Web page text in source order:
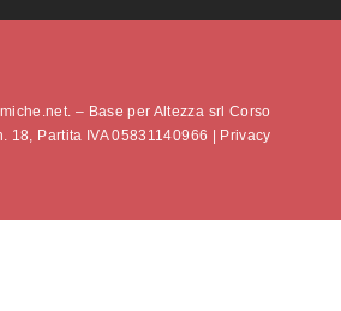
– Base per Altezza srl Corso
18, Partita IVA 05831140966 |
Privacy